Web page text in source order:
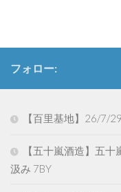
フォロー:
【百里基地】26/7/
【五十嵐酒造】五
汲み 7BY